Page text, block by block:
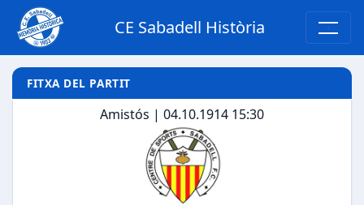
CE Sabadell Història
FITXA DEL PARTIT
Amistós | 04.10.1914 15:30